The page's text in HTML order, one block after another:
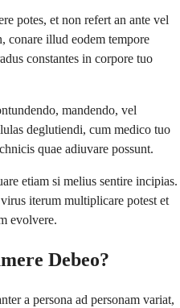
potes, et non refert an ante vel
conare illud eodem tempore
constantes in corpore tuo
mandendo, vel
deglutiendi, cum medico tuo
quae adiuvare possunt.
etiam si melius sentire incipias.
iterum multiplicare potest et
evolvere.
Debeo?
a persona ad personam variat,